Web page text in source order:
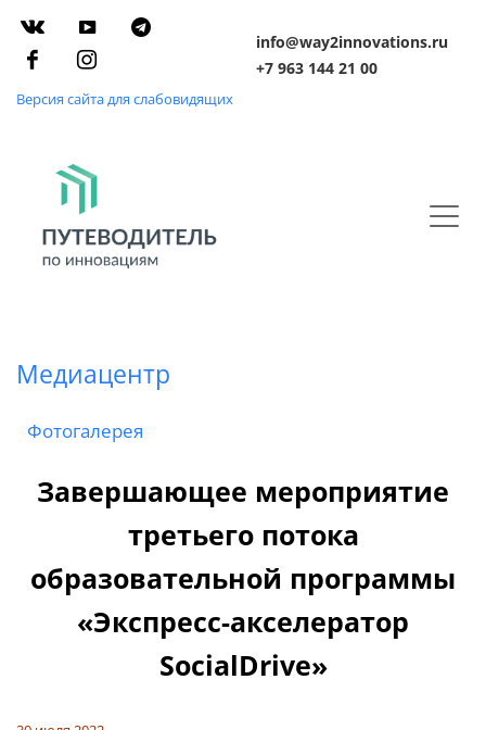
Версия сайта для слабовидящих
info@way2innovations.ru
+7 963 144 21 00
Медиацентр
Фотогалерея
Завершающее мероприятие
третьего потока
образовательной программы
«Экспресс-акселератор
SocialDrive»